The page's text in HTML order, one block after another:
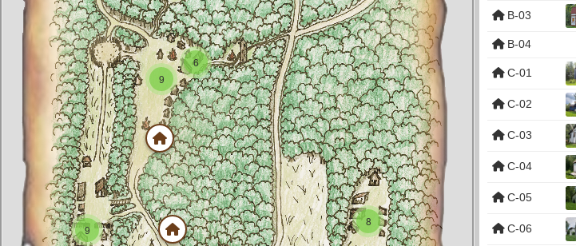
9
6
8
9
B-03
B-04
C-01
C-02
C-03
C-04
C-05
C-06